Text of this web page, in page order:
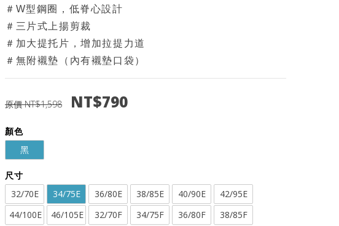
＃W型鋼圈，低脊心設計
＃三片式上揚剪裁
＃加大提托片，增加拉提力道
＃無附襯墊（內有襯墊口袋）
原價 NT$1,598 NT$790
顏色
黑
尺寸
32/70E 34/75E 36/80E 38/85E 40/90E
42/95E
44/100E
46/105E 32/70F 34/75F 36/80F
38/85F